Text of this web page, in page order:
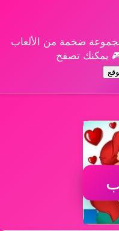
ضخمة من الألعاب
🎮 يمكنك تصفح